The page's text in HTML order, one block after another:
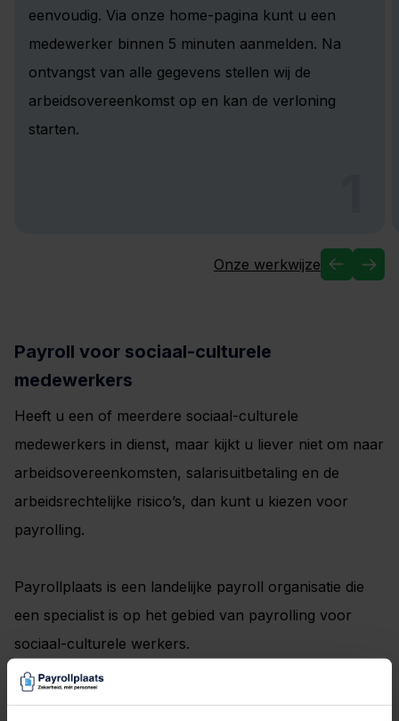
eenvoudig. Via onze home-pagina kunt u een
medewerker binnen 5 minuten aanmelden. Na
ontvangst van alle gegevens stellen wij de
arbeidsovereenkomst op en kan de verloning
starten.
Onze werkwijze
Payroll voor sociaal-culturele
medewerkers
Heeft u een of meerdere sociaal-culturele
medewerkers in dienst, maar kijkt u liever niet om naar
arbeidsovereenkomsten, salarisuitbetaling en de
arbeidsrechtelijke risico’s, dan kunt u kiezen voor
payrolling.
Payrollplaats is een landelijke payroll organisatie die
een specialist is op het gebied van payrolling voor
sociaal-culturele werkers.